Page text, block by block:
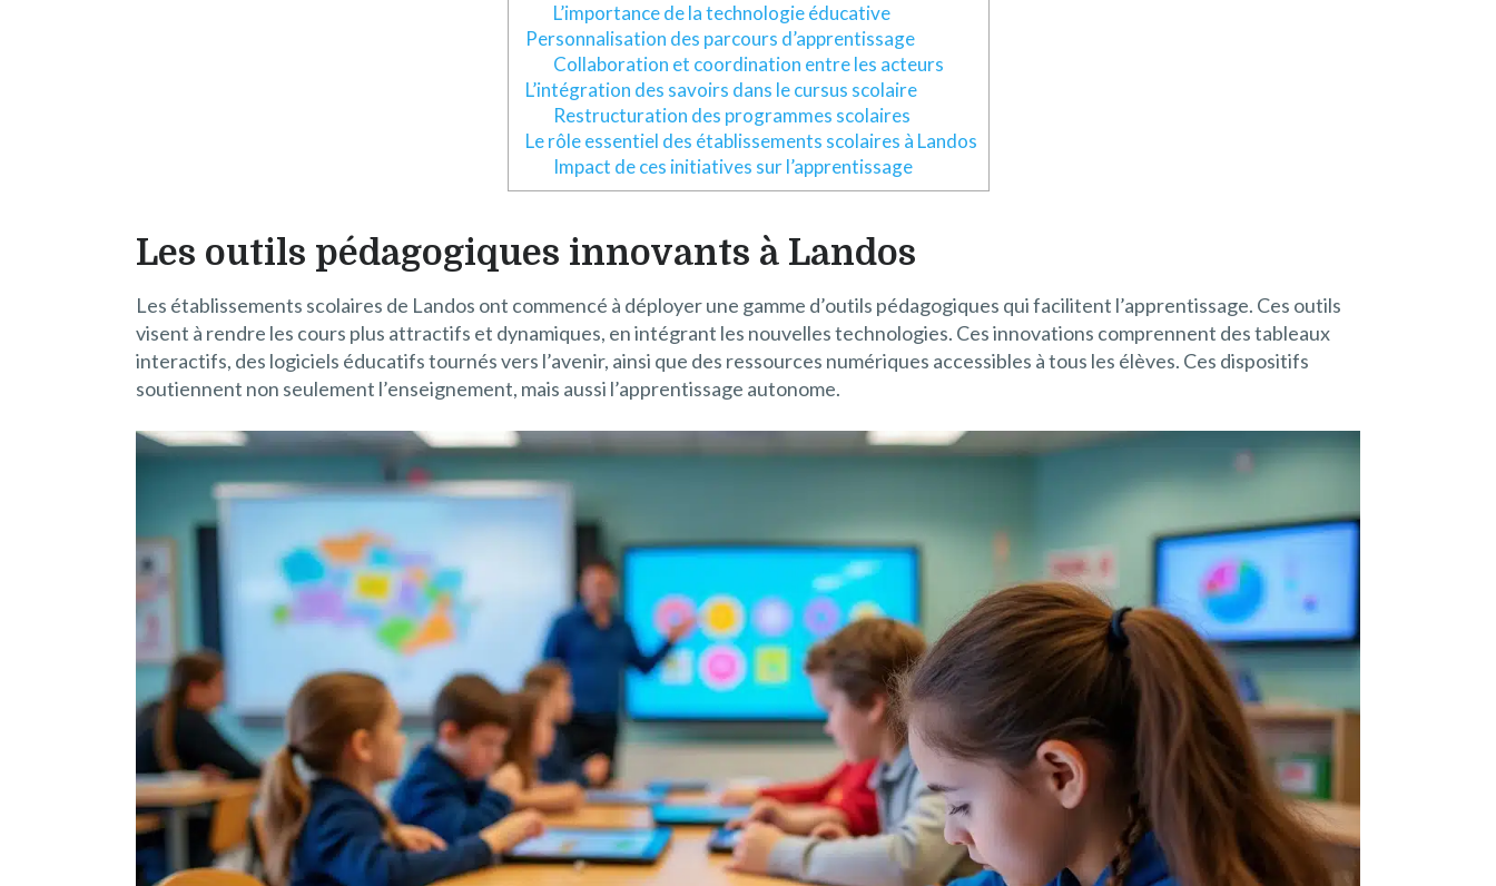
L’importance de la technologie éducative
Personnalisation des parcours d’apprentissage
Collaboration et coordination entre les acteurs
L’intégration des savoirs dans le cursus scolaire
Restructuration des programmes scolaires
Le rôle essentiel des établissements scolaires à Landos
Impact de ces initiatives sur l’apprentissage
Les outils pédagogiques innovants à Landos
Les établissements scolaires de Landos ont commencé à déployer une gamme d’outils pédagogiques qui facilitent l’apprentissage. Ces outils
visent à rendre les cours plus attractifs et dynamiques, en intégrant les nouvelles technologies. Ces innovations comprennent des tableaux
interactifs, des logiciels éducatifs tournés vers l’avenir, ainsi que des ressources numériques accessibles à tous les élèves. Ces dispositifs
soutiennent non seulement l’enseignement, mais aussi l’apprentissage autonome.